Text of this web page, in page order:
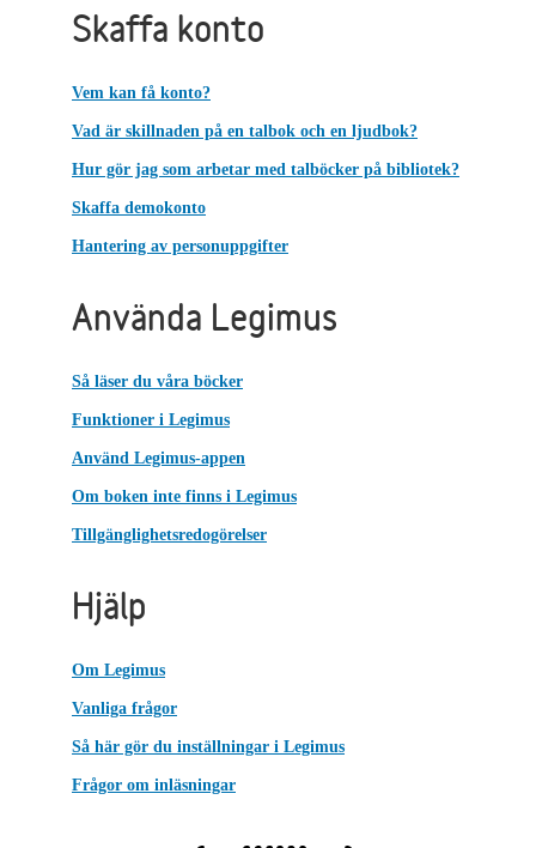
Skaffa konto
Vem kan få konto?
Vad är skillnaden på en talbok och en ljudbok?
Hur gör jag som arbetar med talböcker på bibliotek?
Skaffa demokonto
Hantering av personuppgifter
Använda Legimus
Så läser du våra böcker
Funktioner i Legimus
Använd Legimus-appen
Om boken inte finns i Legimus
Tillgänglighetsredogörelser
Hjälp
Om Legimus
Vanliga frågor
Så här gör du inställningar i Legimus
Frågor om inläsningar